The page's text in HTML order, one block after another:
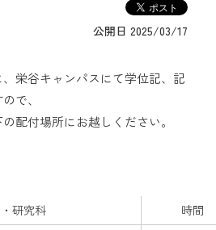
公開日 2025/03/17
栄谷キャンパスにて学位記、記
で、
配付場所にお越しください。
研究科
時間